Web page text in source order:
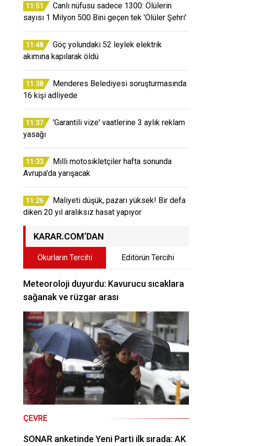
11:51
Canlı nüfusu sadece 1300: Ölülerin
sayısı 1 Milyon 500 Bini geçen tek 'Ölüler Şehri'
11:48
Göç yolundaki 52 leylek elektrik
akımına kapılarak öldü
11:38
Menderes Belediyesi soruşturmasında
16 kişi adliyede
11:37
'Garantili vize' vaatlerine 3 aylık reklam
yasağı
11:33
Milli motosikletçiler hafta sonunda
Avrupa'da yarışacak
11:26
Maliyeti düşük, pazarı yüksek! Bir defa
diken 20 yıl aralıksız hasat yapıyor
KARAR.COM’DAN
Okurların Tercihi Editörün Tercihi
Meteoroloji duyurdu: Kavurucu sıcaklara
sağanak ve rüzgar arası
ÇEVRE
SONAR anketinde Yeni Parti ilk sırada: AK